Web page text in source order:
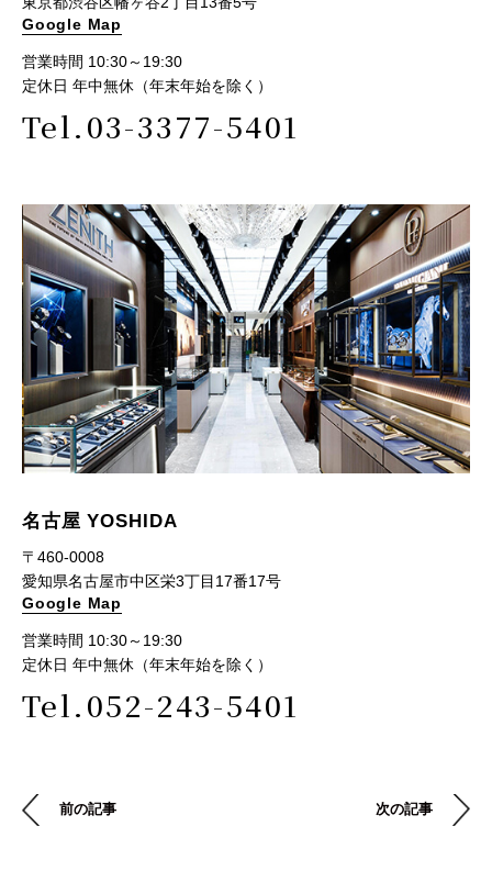
Google Map
営業時間 10:30～19:30
定休日 年中無休（年末年始を除く）
Tel.03-3377-5401
名古屋 YOSHIDA
〒460-0008
愛知県名古屋市中区栄3丁目17番17号
Google Map
営業時間 10:30～19:30
定休日 年中無休（年末年始を除く）
Tel.052-243-5401
前の記事 次の記事